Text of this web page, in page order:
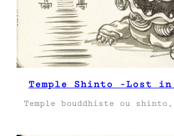
Temple Shinto -Lost
Temple bouddhiste ou